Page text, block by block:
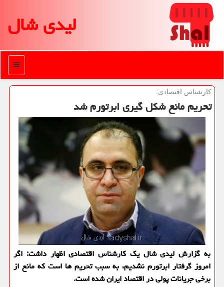
لیدی شال
منو
كارشناس اقتصادی:
تحریم مانع شكل گیری ابرتورم شد
به گزارش لیدی شال یك كارشناس اقتصادی اظهار داشت: اگر
امروز گرفتار ابرتورم نشدیم، به سبب تحریم ها است كه مانع از
برخی جریانات پولی در اقتصاد ایران شده است.